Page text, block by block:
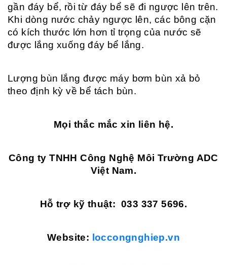
gần đáy bể, rồi từ đáy bể sẽ đi ngược lên trên.
Khi dòng nước chảy ngược lên, các bông cặn
có kích thước lớn hơn tỉ trọng của nước sẽ
được lắng xuống đáy bể lắng.
Lượng bùn lắng được máy bơm bùn xả bỏ
theo định kỳ về bể tách bùn.
Mọi thắc mắc xin liên hệ.
Công ty TNHH Công Nghệ Môi Trường ADC
Việt Nam.
Hỗ trợ kỹ thuật: 033 337 5696.
Website: loccongnghiep.vn